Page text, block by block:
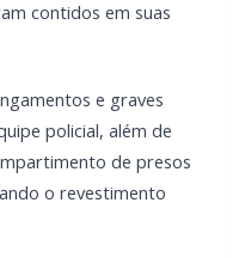
policiais, foi algemado e
para obras de
Marechal Rondon